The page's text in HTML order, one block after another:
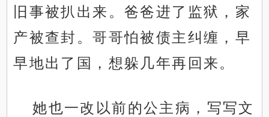
旧事被扒出来。爸爸进了监狱，家
产被查封。哥哥怕被债主纠缠，早
早地出了国，想躲几年再回来。
她也一改以前的公主病，写写文